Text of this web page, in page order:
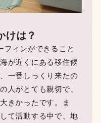
けは？
フィンができること
が近くにある移住候
一番しっくり来たの
人がとても親切で、
きかったです。ま
て活動する中で、地